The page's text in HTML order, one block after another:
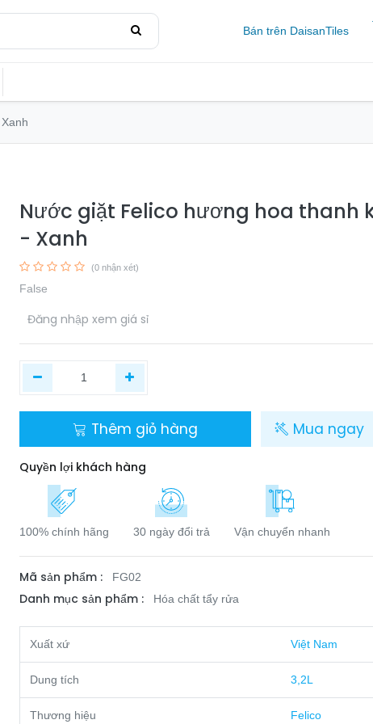
Bán trên DaisanTiles
Nước giặt Felico hương hoa thanh
- Xanh
(0 nhận xét)
False
Đăng nhập xem giá sỉ
Thêm giỏ hàng Mua ngay
Quyền lợi khách hàng
100% chính hãng 30 ngày đổi trả Vận chuyển nhanh
Mã sản phẩm : FG02
Danh mục sản phẩm : Hóa chất tẩy rửa
Xuất xứ Việt Nam
Dung tích 3,2L
Thương hiệu Felico